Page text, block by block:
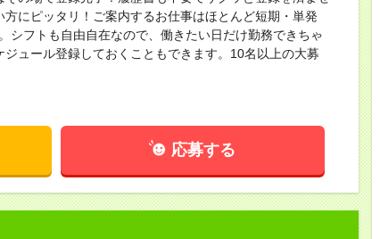
にピッタリ！ご案内するお仕事はほとんど短期・単発
シフトも自由自在なので、働きたい日だけ勤務できちゃ
ュール登録しておくこともできます。10名以上の大募
応募する